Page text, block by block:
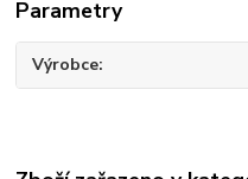
Parametry
Výrobce